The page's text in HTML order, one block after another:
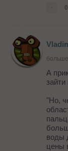
0
А
зайти
"Но,
воды
цены